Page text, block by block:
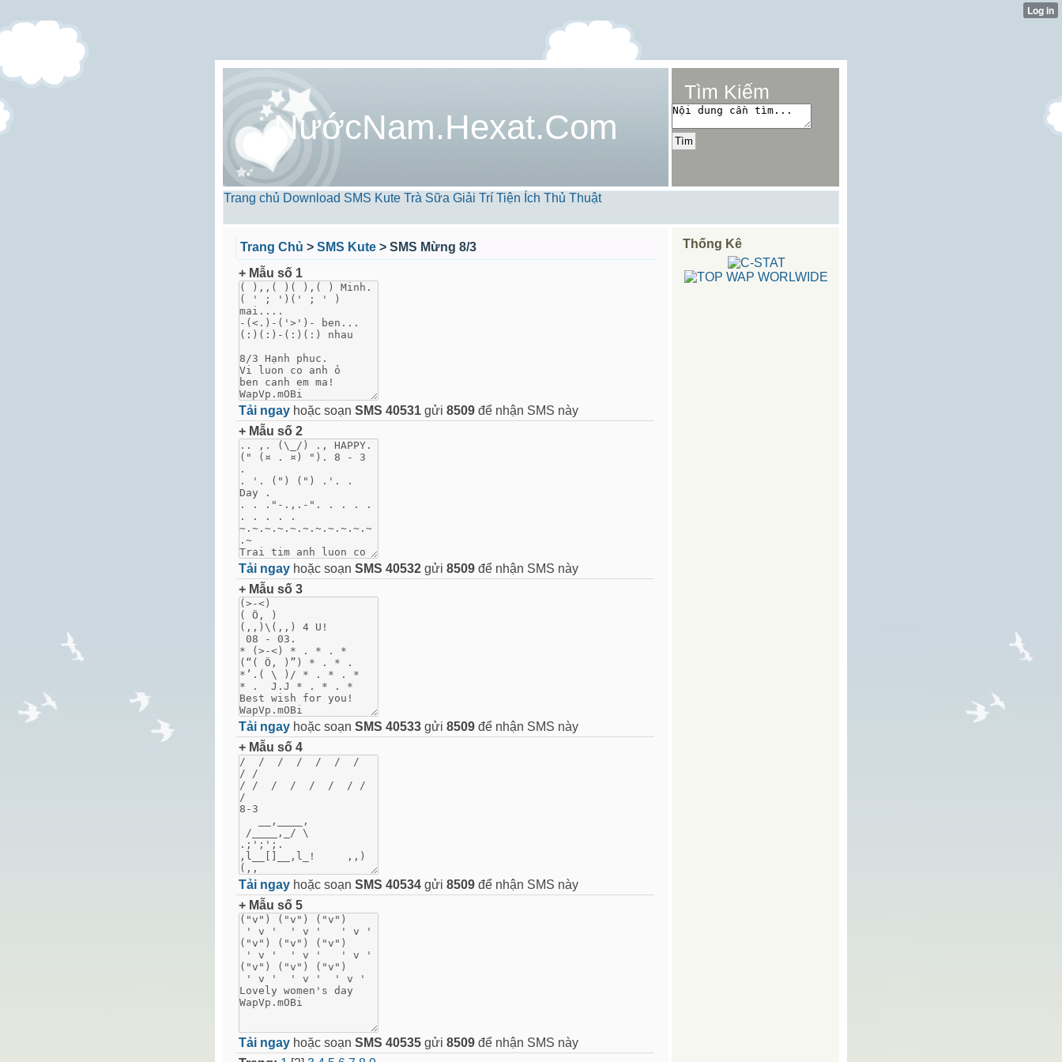
NướcNam.Hexat.Com
Tìm Kiếm
Trang chủ Download SMS Kute Trà Sữa Giải Trí Tiện Ích Thủ Thuật
Trang Chủ > SMS Kute > SMS Mừng 8/3
+ Mẫu số 1
Tải ngay hoặc soạn SMS 40531 gửi 8509 để nhận SMS này
+ Mẫu số 2
Tải ngay hoặc soạn SMS 40532 gửi 8509 để nhận SMS này
+ Mẫu số 3
Tải ngay hoặc soạn SMS 40533 gửi 8509 để nhận SMS này
+ Mẫu số 4
Tải ngay hoặc soạn SMS 40534 gửi 8509 để nhận SMS này
+ Mẫu số 5
Tải ngay hoặc soạn SMS 40535 gửi 8509 để nhận SMS này
Thống Kê